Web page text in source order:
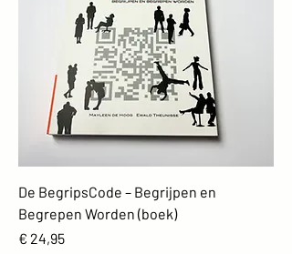
De BegripsCode – Begrijpen en
Begrepen Worden (boek)
Prijs
€ 24,95